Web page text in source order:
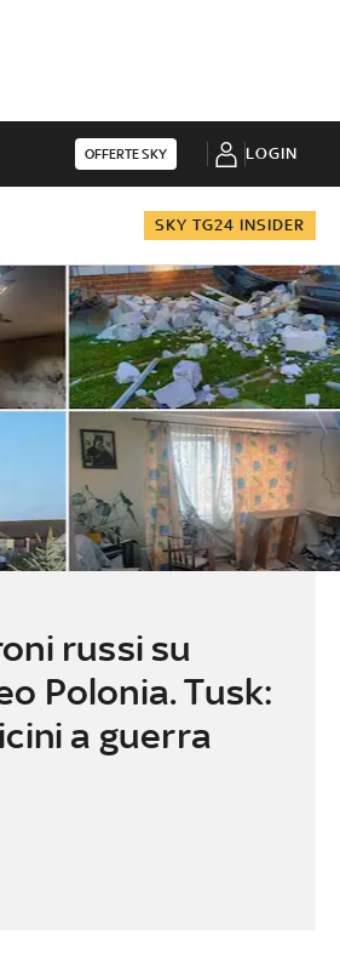
OFFERTE SKY LOGIN
SKY TG24 INSIDER
russi su
Polonia. Tusk:
a guerra